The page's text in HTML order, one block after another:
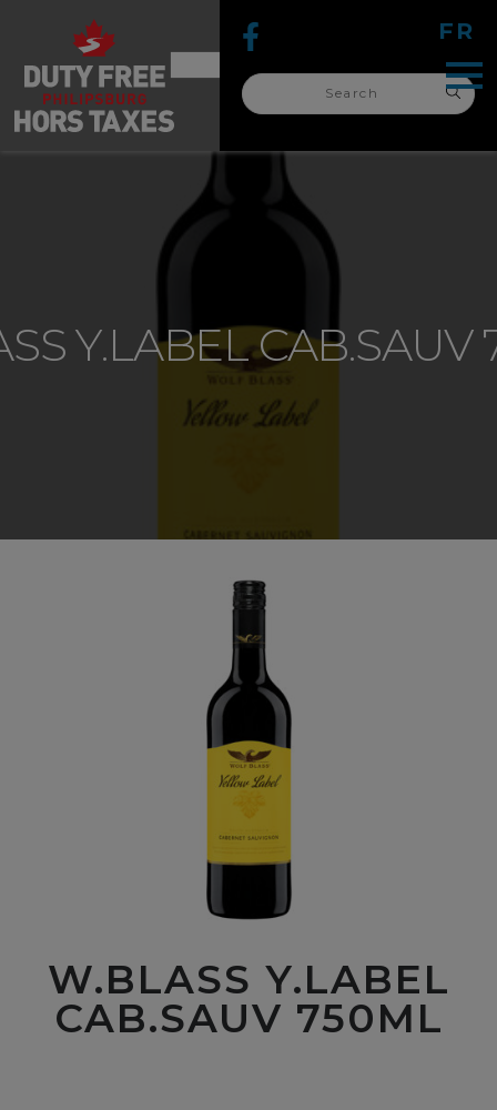
for:
FR
search
for:
Y.LABEL CAB.SAUV
W.BLASS Y.LABEL
CAB.SAUV 750ML